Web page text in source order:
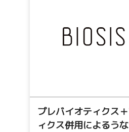
プレバイオティクス
ィクス併用によるう